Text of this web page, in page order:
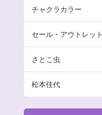
チャクラカラー
セール・アウトレット
さとこ虫
松本佳代